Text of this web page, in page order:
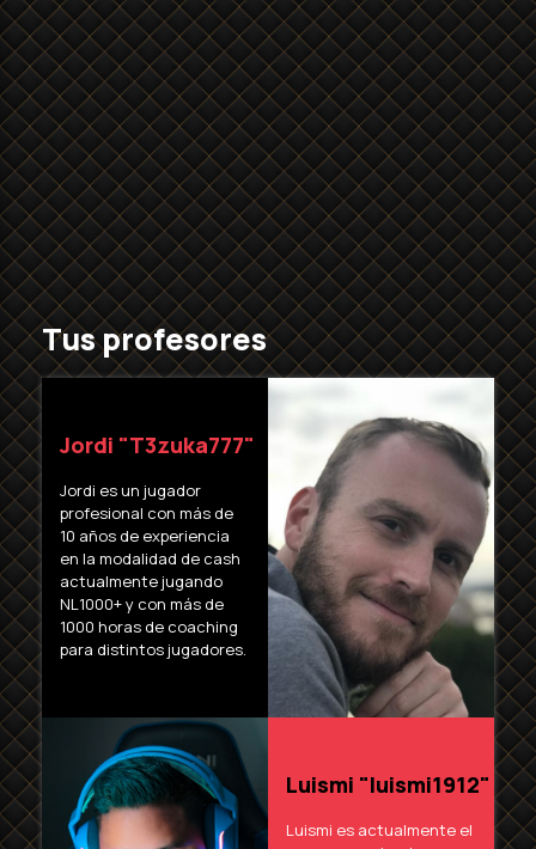
Tus profesores
Jordi "T3zuka777"​
Jordi es un jugador
profesional con más de
10 años de experiencia
en la modalidad de cash
actualmente jugando
NL1000+ y con más de
1000 horas de coaching
para distintos jugadores.
Luismi "luismi1912"​
Luismi es actualmente el